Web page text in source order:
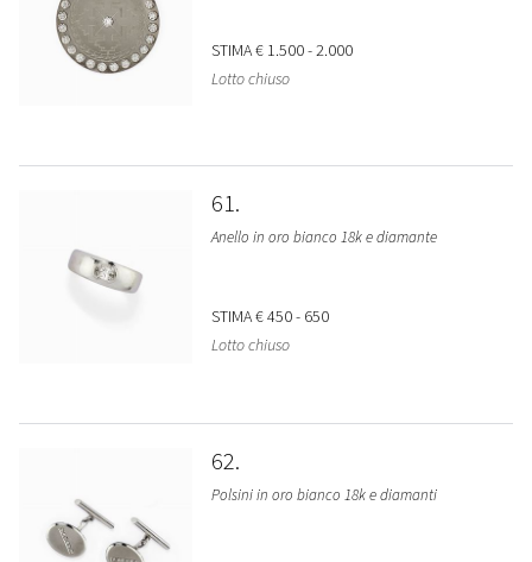
STIMA€ 1.500 - 2.000
Lotto chiuso
61
Anello in oro bianco 18k e diamante
STIMA€ 450 - 650
Lotto chiuso
62
Polsini in oro bianco 18k e diamanti